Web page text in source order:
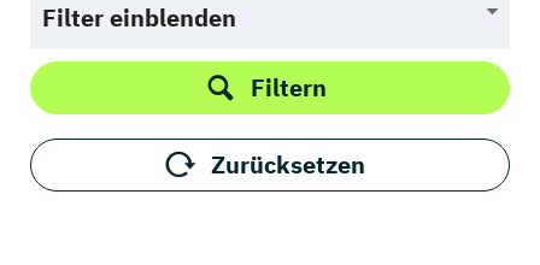
Filter einblenden
Filtern
Zurücksetzen